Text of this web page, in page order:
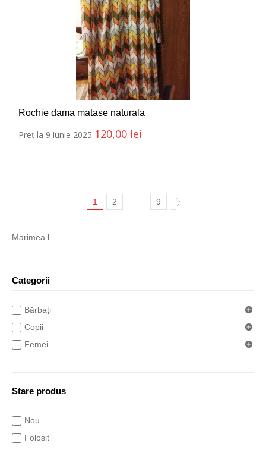
Categorii
Bărbați
Copii
Femei
Stare produs
Nou
Folosit
Rochie dama matase naturala
Preț la 9 iunie 2025 120,00 lei
1 2 9
Marimea l